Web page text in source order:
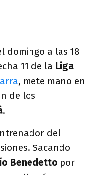
domingo a las 18
11 de la Liga
, mete mano en
de los
.
del
Sacando
Benedetto por